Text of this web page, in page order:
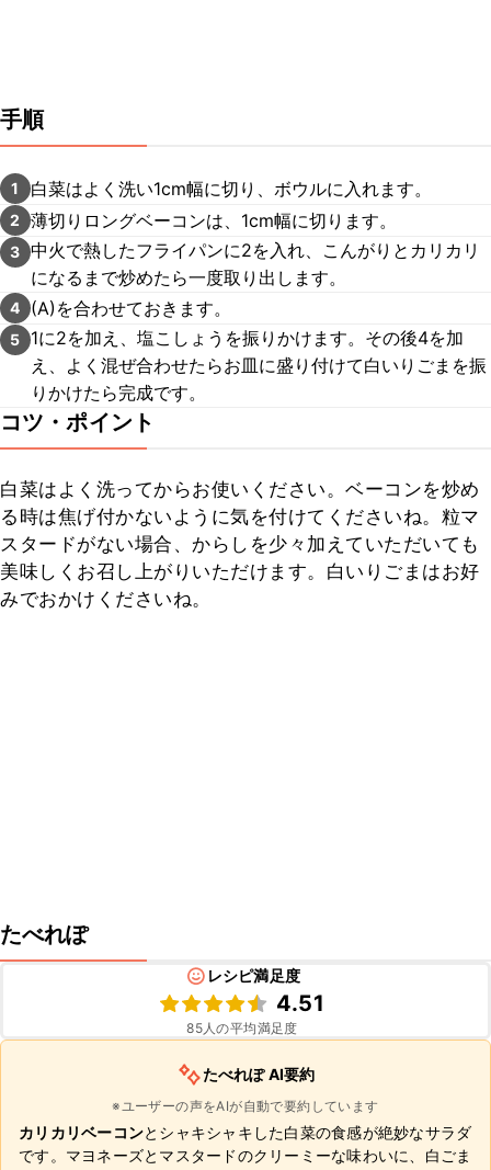
手順
1 白菜はよく洗い1cm幅に切り、ボウルに入れます。
2 薄切りロングベーコンは、1cm幅に切ります。
3 中火で熱したフライパンに2を入れ、こんがりとカリカリ
になるまで炒めたら一度取り出します。
4 (A)を合わせておきます。
5
1に2を加え、塩こしょうを振りかけます。その後4を加
え、よく混ぜ合わせたらお皿に盛り付けて白いりごまを振
りかけたら完成です。
コツ・ポイント
白菜はよく洗ってからお使いください。ベーコンを炒め
る時は焦げ付かないように気を付けてくださいね。粒マ
スタードがない場合、からしを少々加えていただいても
美味しくお召し上がりいただけます。白いりごまはお好
みでおかけくださいね。
たべれぽ
レシピ満足度
4.51
85人の平均満足度
たべれぽ AI要約
※ユーザーの声をAIが自動で要約しています
カリカリベーコンとシャキシャキした白菜の食感が絶妙なサラダ
です。マヨネーズとマスタードのクリーミーな味わいに、白ごま